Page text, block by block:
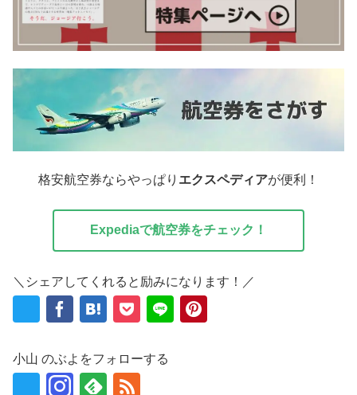
格安航空券ならやっぱり エクスペディアが便利！
Expediaで航空券をチェック！
＼シェアしてくれると励みになります！／
小山 のぶよをフォローする